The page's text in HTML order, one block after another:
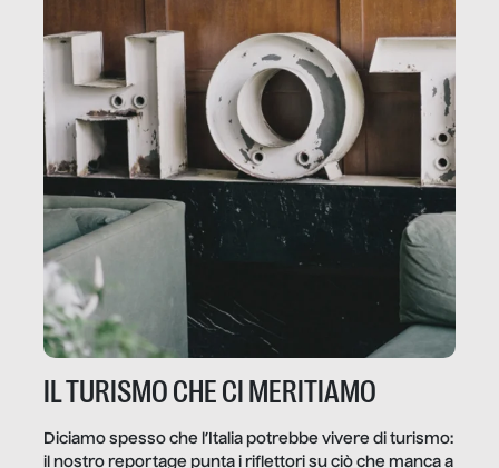
IL TURISMO CHE CI MERITIAMO
Diciamo spesso che l’Italia potrebbe vivere di turismo:
il nostro reportage punta i riflettori su ciò che manca a